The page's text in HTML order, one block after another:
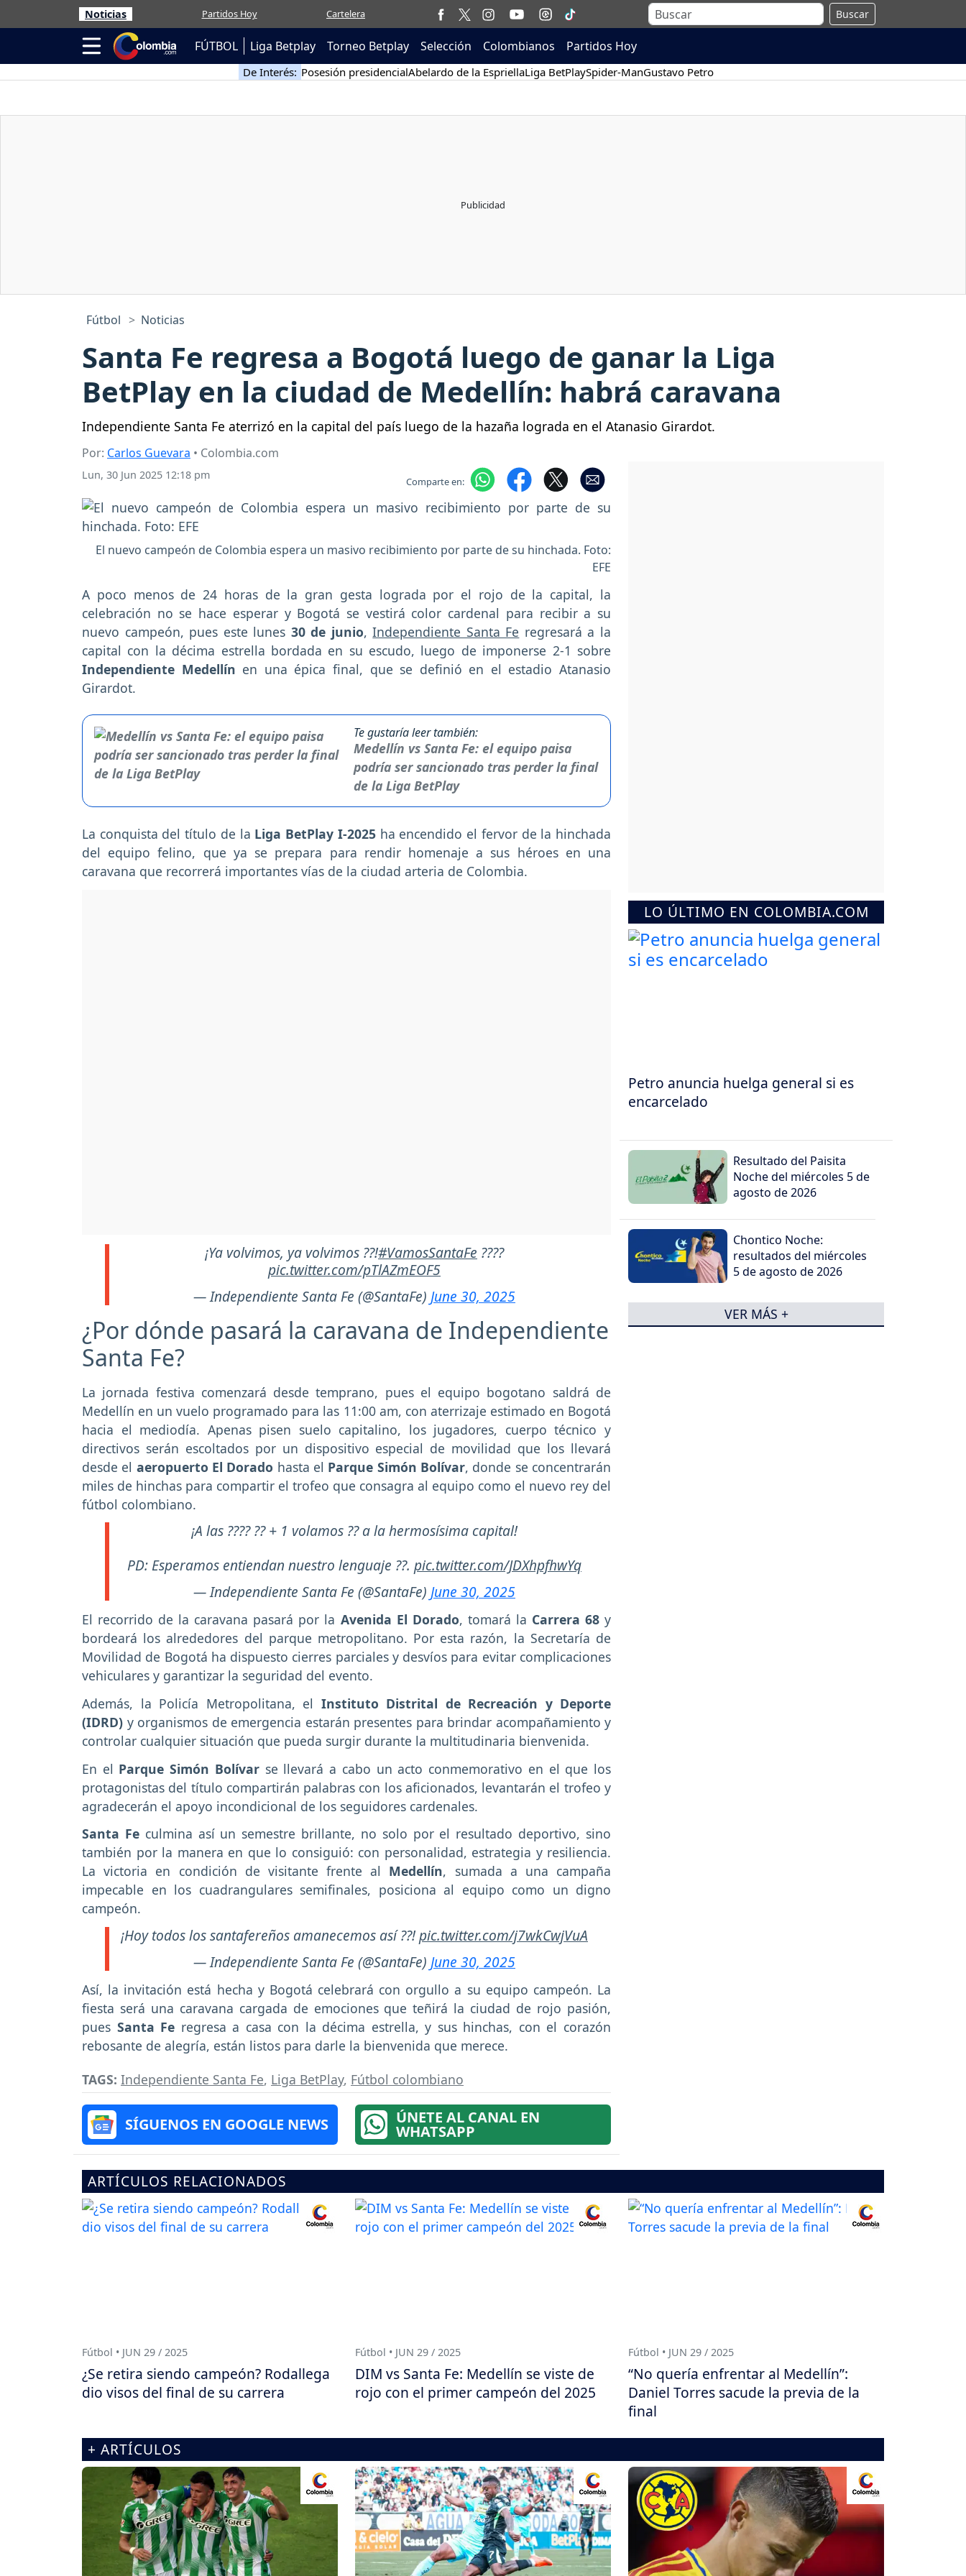
Noticias Partidos Hoy Cartelera Buscar
FÚTBOL Liga Betplay Torneo Betplay Selección Colombianos Partidos Hoy
De Interés: Posesión presidencialAbelardo de la EspriellaLiga BetPlaySpider-ManGustavo Petro
Fútbol Noticias
Santa Fe regresa a Bogotá luego de ganar la Liga
BetPlay en la ciudad de Medellín: habrá caravana
Independiente Santa Fe aterrizó en la capital del país luego de la hazaña lograda en el Atanasio Girardot.
Por: Carlos Guevara • Colombia.com
Lun, 30 Jun 2025 12:18 pm Comparte en:
El nuevo campeón de Colombia espera un masivo recibimiento por parte de su hinchada. Foto:
EFE
A poco menos de 24 horas de la gran gesta lograda por el rojo de la capital, la
celebración no se hace esperar y Bogotá se vestirá color cardenal para recibir a su
nuevo campeón, pues este lunes 30 de junio,Independiente Santa Fe regresará a la
capital con la décima estrella bordada en su escudo, luego de imponerse 2-1 sobre
Independiente Medellín en una épica final, que se definió en el estadio Atanasio
Girardot.
Te gustaría leer también:
Medellín vs Santa Fe: el equipo paisa
podría ser sancionado tras perder la final
de la Liga BetPlay
La conquista del título de la Liga BetPlay I-2025ha encendido el fervor de la hinchada
del equipo felino, que ya se prepara para rendir homenaje a sus héroes en una
caravana que recorrerá importantes vías de la ciudad arteria de Colombia.
¡Ya volvimos, ya volvimos ??!#VamosSantaFe ????
pic.twitter.com/pTlAZmEOF5
— Independiente Santa Fe (@SantaFe) June 30, 2025
¿Por dónde pasará la caravana de Independiente
Santa Fe?
La jornada festiva comenzará desde temprano, pues el equipo bogotano saldrá de
Medellín en un vuelo programado para las 11:00 am, con aterrizaje estimado en Bogotá
hacia el mediodía. Apenas pisen suelo capitalino, los jugadores, cuerpo técnico y
directivos serán escoltados por un dispositivo especial de movilidad que los llevará
desde el aeropuerto El Dorado hasta el Parque Simón Bolívar, donde se concentrarán
miles de hinchas para compartir el trofeo que consagra al equipo como el nuevo rey del
fútbol colombiano.
¡A las ???? ?? + 1 volamos ?? a la hermosísima capital!
PD: Esperamos entiendan nuestro lenguaje ??. pic.twitter.com/JDXhpfhwYq
— Independiente Santa Fe (@SantaFe) June 30, 2025
El recorrido de la caravana pasará por la Avenida El Dorado, tomará la Carrera 68y
bordeará los alrededores del parque metropolitano. Por esta razón, la Secretaría de
Movilidad de Bogotá ha dispuesto cierres parciales y desvíos para evitar complicaciones
vehiculares y garantizar la seguridad del evento.
Además, la Policía Metropolitana, el Instituto Distrital de Recreación y Deporte
(IDRD) y organismos de emergencia estarán presentes para brindar acompañamiento y
controlar cualquier situación que pueda surgir durante la multitudinaria bienvenida.
En el Parque Simón Bolívarse llevará a cabo un acto conmemorativo en el que los
protagonistas del título compartirán palabras con los aficionados, levantarán el trofeo y
agradecerán el apoyo incondicional de los seguidores cardenales.
Santa Feculmina así un semestre brillante, no solo por el resultado deportivo, sino
también por la manera en que lo consiguió: con personalidad, estrategia y resiliencia.
La victoria en condición de visitante frente al Medellín, sumada a una campaña
impecable en los cuadrangulares semifinales, posiciona al equipo como un digno
campeón.
¡Hoy todos los santafereños amanecemos así ??!pic.twitter.com/j7wkCwjVuA
— Independiente Santa Fe (@SantaFe) June 30, 2025
Así, la invitación está hecha y Bogotá celebrará con orgullo a su equipo campeón. La
fiesta será una caravana cargada de emociones que teñirá la ciudad de rojo pasión,
pues Santa Fe regresa a casa con la décima estrella, y sus hinchas, con el corazón
rebosante de alegría, están listos para darle la bienvenida que merece.
TAGS: Independiente Santa Fe, Liga BetPlay, Fútbol colombiano
SÍGUENOS EN GOOGLE NEWS ÚNETE AL CANAL EN
WHATSAPP
LO ÚLTIMO EN COLOMBIA.COM
Petro anuncia huelga general si es
encarcelado
Resultado del Paisita
Noche del miércoles 5 de
agosto de 2026
Chontico Noche:
resultados del miércoles
5 de agosto de 2026
VER MÁS +
ARTÍCULOS RELACIONADOS
Fútbol • JUN 29 / 2025
¿Se retira siendo campeón? Rodallega
dio visos del final de su carrera
Fútbol • JUN 29 / 2025
DIM vs Santa Fe: Medellín se viste de
rojo con el primer campeón del 2025
Fútbol • JUN 29 / 2025
“No quería enfrentar al Medellín”:
Daniel Torres sacude la previa de la
final
+ ARTÍCULOS